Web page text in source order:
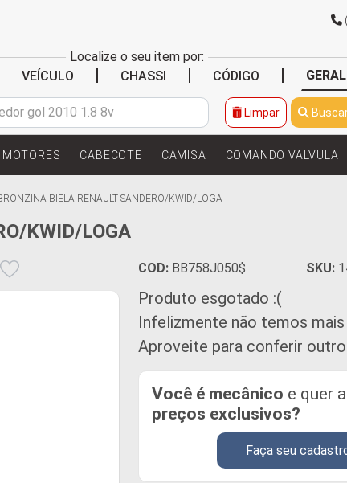
Localize o seu item por:
VEÍCULO CHASSI CÓDIGO GERAL
Limpar
CABECOTE CAMISA COMANDO VALVULA
BIELA RENAULT SANDERO/KWID/LOGA
KWID/LOGA
COD: BB758J050$ SKU:
Produto esgotado :(
Infelizmente não temos
Aproveite para conferir
Você é mecânico e quer
preços exclusivos?
Faça seu